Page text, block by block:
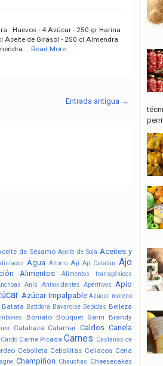
: Huevos - 4 Azúcar - 250 gr Harina
Aceite de Girasol - 250 cl Almendra
…
Read More
Entrada antigua →
de Sésamo Aceite de Soja Aceites y
Agua Ahorro Ají Ají Catalán Ajo
Alimentos Alimentos transgénicos
Anís Antioxidantes Aperitivos Apio
Azúcar Impalpable Azúcar moreno
Batata Batidora Bavaroise Bebidas Belleza
Boniato Bouquet Garni
Brandy
Calabaza Calamar Caldos Canela
Cardo Carne Picada Carnes Castañas de
Cebolleta Cebollitas Celiacos Cena
Champiñon Chauchas Cheesecakes